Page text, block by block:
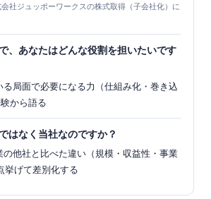
社ジュッポーワークスの株式取得（子会社化）に
、あなたはどんな役割を担いたいです
局面で必要になる力（仕組み化・巻き込
から語る
はなく当社なのですか？
他社と比べた違い（規模・収益性・事業
挙げて差別化する